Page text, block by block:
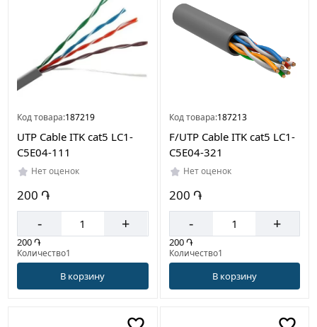
Код товара:187219
UTP Cable ITK cat5 LC1-
C5E04-111
Нет оценок
200 ֏
- +
200 ֏
Количество1
В корзину
Код товара:187213
F/UTP Cable ITK cat5 LC1-
C5E04-321
Нет оценок
200 ֏
- +
200 ֏
Количество1
В корзину